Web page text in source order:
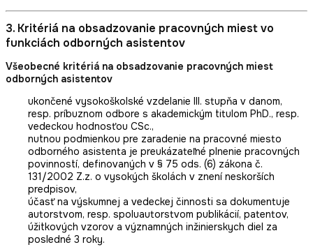
3. Kritériá na obsadzovanie pracovných miest vo
funkciách odborných asistentov
Všeobecné kritériá na obsadzovanie pracovných miest
odborných asistentov
ukončené vysokoškolské vzdelanie III. stupňa v danom,
resp. príbuznom odbore s akademickým titulom PhD., resp.
vedeckou hodnosťou CSc.,
nutnou podmienkou pre zaradenie na pracovné miesto
odborného asistenta je preukázateľné plnenie pracovných
povinností, definovaných v § 75 ods. (6) zákona č.
131/2002 Z.z. o vysokých školách v znení neskorších
predpisov,
účasť na výskumnej a vedeckej činnosti sa dokumentuje
autorstvom, resp. spoluautorstvom publikácií, patentov,
úžitkových vzorov a významných inžinierskych diel za
posledné 3 roky.